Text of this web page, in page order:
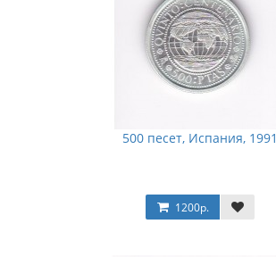
500 песет, Испания, 1991
1200р.